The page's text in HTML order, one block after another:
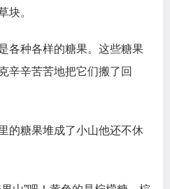
块。
各种各样的糖果。这些糖果
辛辛苦苦地把它们搬了回
的糖果堆成了小山他还不休